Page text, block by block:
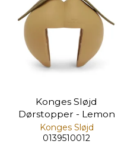
Konges Sløjd
Dørstopper - Lemon
Konges Sløjd
0139510012